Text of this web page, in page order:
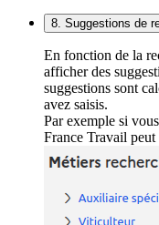
8. Suggestions de
En fonction de la
afficher des
suggestions sont
avez saisis.
Par exemple si
France Travail